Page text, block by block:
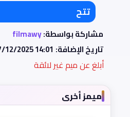
تتح
مشاركة بواسطة:filmawy
تاريخ الإضافة: 12/2025 14:01
أبلغ عن ميم غير لائقة
ميمز أخرى